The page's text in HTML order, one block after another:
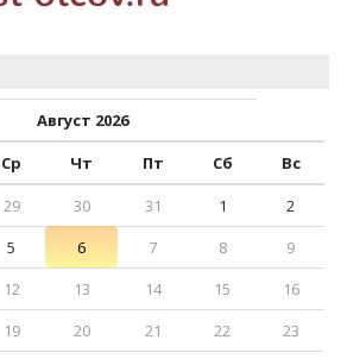
Август 2026
Ср Чт Пт Сб
Вс
29 30 31 1
2
5 6 7 8
9
12 13 14 15
16
19 20 21 22
23